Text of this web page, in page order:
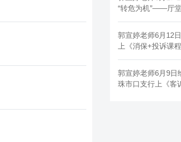
“转危为机”——厅
郭宣婷老师6月12
上《消保+投诉课
郭宣婷老师6月9日
珠市口支行上《